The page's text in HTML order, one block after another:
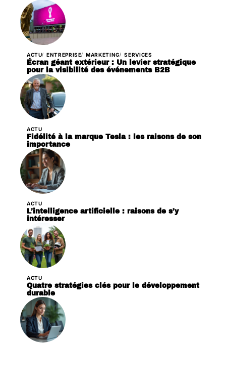
ACTU ENTREPRISE MARKETING SERVICES
Écran géant extérieur : Un levier stratégique
pour la visibilité des événements B2B
ACTU
Fidélité à la marque Tesla : les raisons de son
importance
ACTU
L’intelligence artificielle : raisons de s’y
intéresser
ACTU
Quatre stratégies clés pour le développement
durable